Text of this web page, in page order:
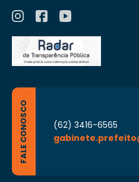
FALE CONOSCO
(62) 3416-6565